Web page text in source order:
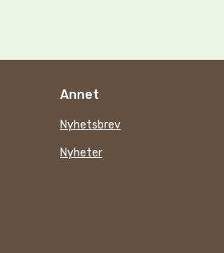
Annet
Nyhetsbrev
Nyheter